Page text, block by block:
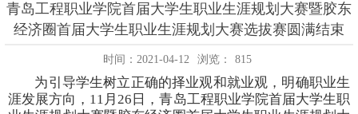
青岛工程职业学院首届大学生职业生涯规划大赛暨胶东
经济圈首届大学生职业生涯规划大赛选拔赛圆满结束
时间：2021-04-12 浏览： 815
为引导学生树立正确的择业观和就业观，明确职业生
涯发展方向，11月26日，青岛工程职业学院首届大学生职